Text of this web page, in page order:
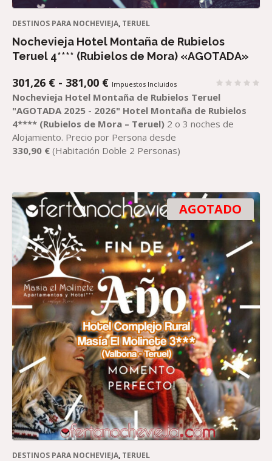
DESTINOS PARA NOCHEVIEJA, TERUEL
Nochevieja Hotel Montaña de Rubielos
Teruel 4**** (Rubielos de Mora) «AGOTADA»
301,26 € - 381,00 €RANGO
DE
PRECIOS:
DESDE
301,26 €
HASTA
Impuestos Incluidos
Nochevieja Hotel Montaña de Rubielos Teruel
"AGOTADA 2025 - 2026" Hotel Montaña de Rubielos
4**** (Rubielos de Mora – Teruel) 2 o 3 noches de
Alojamiento. Precio por Persona desde
330,90 € (Habitación Doble 2 Personas)
AGOTADO
DESTINOS PARA NOCHEVIEJA, TERUEL